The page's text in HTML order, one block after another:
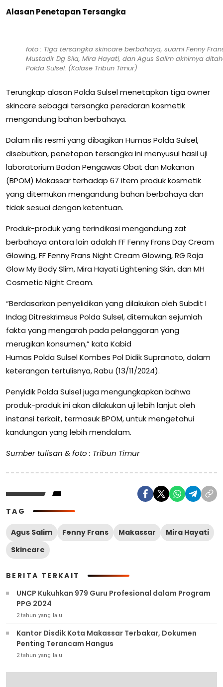
Alasan Penetapan Tersangka
foto : Tiga tersangka skincare berbahaya, suami Fenny
Mustadir Dg Sila, Mira Hayati, dan Agus Salim akhirnya
Polda Sulsel. (Kolase Tribun Timur)
Terungkap alasan Polda Sulsel menetapkan tiga owner
skincare sebagai tersangka peredaran kosmetik
mengandung bahan berbahaya.
Dalam rilis resmi yang dibagikan Humas Polda Sulsel,
disebutkan, penetapan tersangka ini menyusul hasil uji
laboratorium Badan Pengawas Obat dan Makanan
(BPOM) Makassar terhadap 67 item produk kosmetik
yang ditemukan mengandung bahan berbahaya dan
tidak sesuai dengan ketentuan.
Produk-produk yang terindikasi mengandung zat
berbahaya antara lain adalah FF Fenny Frans Day Cream
Glowing, FF Fenny Frans Night Cream Glowing, RG Raja
Glow My Body Slim, Mira Hayati Lightening Skin, dan MH
Cosmetic Night Cream.
“Berdasarkan penyelidikan yang dilakukan oleh Subdit I
Indag Ditreskrimsus Polda Sulsel, ditemukan sejumlah
fakta yang mengarah pada pelanggaran yang
merugikan konsumen,” kata Kabid
Humas Polda Sulsel Kombes Pol Didik Supranoto, dalam
keterangan tertulisnya, Rabu (13/11/2024).
Penyidik Polda Sulsel juga mengungkapkan bahwa
produk-produk ini akan dilakukan uji lebih lanjut oleh
instansi terkait, termasuk BPOM, untuk mengetahui
kandungan yang lebih mendalam.
Sumber tulisan & foto : Tribun Timur
TAG
Agus Salim Fenny Frans Makassar
Mira Hayati
Skincare
BERITA TERKAIT
UNCP Kukuhkan 979 Guru Profesional dalam Program
PPG 2024
2 tahun yang lalu
Kantor Disdik Kota Makassar Terbakar, Dokumen
Penting Terancam Hangus
2 tahun yang lalu